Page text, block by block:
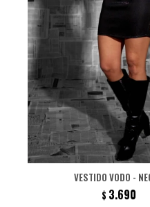
VESTIDO VODO -
$ 3.690